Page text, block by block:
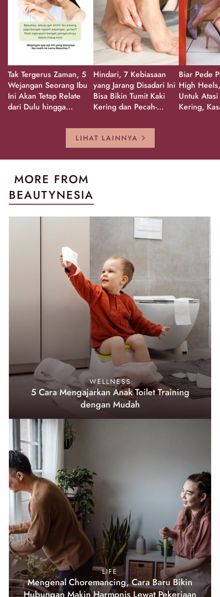
Tak Tergerus Zaman, 5
Wejangan Seorang Ibu
Ini Akan Tetap Relate
dari Dulu hingga
Hindari, 7 Kebiasaan
yang Jarang Disadari Ini
Bisa Bikin Tumit Kaki
Kering dan Pecah-
Biar Pede
High
Untuk
Kering,
LIHAT LAINNYA
MORE FROM
BEAUTYNESIA
WELLNESS
5 Cara Mengajarkan Anak Toilet Training
dengan Mudah
LIFE
Mengenal Choremancing, Cara Baru Bikin